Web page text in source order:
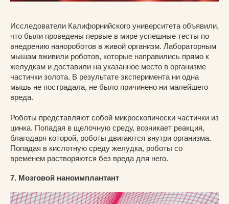
Исследователи Калифорнийского университета объявили,
что были проведены первые в мире успешные тесты по
внедрению нанороботов в живой организм. Лабораторным
мышам вживили роботов, которые направились прямо к
желудкам и доставили на указанное место в организме
частички золота. В результате эксперимента ни одна
мышь не пострадала, не было причинено ни малейшего
вреда.
Роботы представляют собой микроскопически частички из
цинка. Попадая в щелочную среду, возникает реакция,
благодаря которой, роботы двигаются внутри организма.
Попадая в кислотную среду желудка, роботы со
временем растворяются без вреда для него.
7. Мозговой наноимплантант